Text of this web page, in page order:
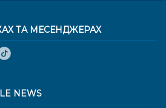
ТА МЕСЕНДЖЕРАХ
NEWS